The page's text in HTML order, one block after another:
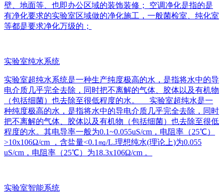
壁、地面等、也即办公区域的装饰装修； 空调净化是指的是
有净化要求的实验室区域做的净化施工，一般菌检室、纯化室
等都是要求净化万级的；
实验室纯水系统
实验室超纯水系统是一种生产纯度极高的水，是指将水中的导
电介质几乎完全去除，同时把不离解的气体、胶体以及有机物
（包括细菌）也去除至很低程度的水。 实验室超纯水是一
种纯度极高的水，是指将水中的导电介质几乎完全去除，同时
把不离解的气体、胶体以及有机物（包括细菌）也去除至很低
程度的水。其电导率一般为0.1~0.055uS/cm，电阻率（25℃）
>10x106Ω/cm ，含盐量<0.1㎎/L.理想纯水(理论上)为0.055
uS/cm，电阻率（25℃）为18.3x106Ω/cm 。
实验室智能系统